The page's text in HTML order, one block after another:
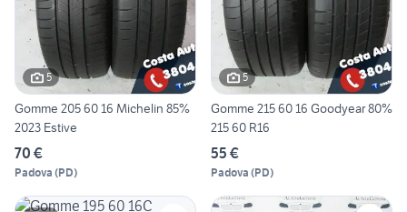
5
Gomme 205 60 16 Michelin 85%
2023 Estive
70 €
Padova (PD)
5
Gomme 215 60 16 Goodyear 80%
215 60 R16
55 €
Padova (PD)